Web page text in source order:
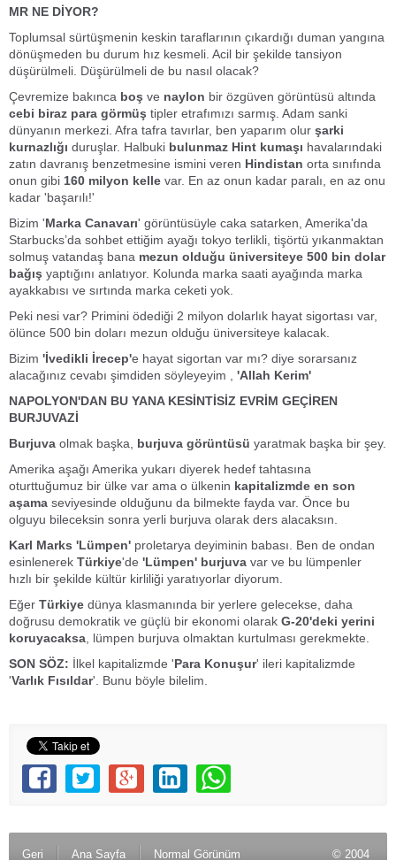
MR NE DİYOR?
Toplumsal sürtüşmenin keskin taraflarının çıkardığı duman yangına
dönüşmeden bu durum hız kesmeli. Acil bir şekilde tansiyon
düşürülmeli. Düşürülmeli de bu nasıl olacak?
Çevremize bakınca boş ve naylon bir özgüven görüntüsü altında
cebi biraz para görmüş tipler etrafımızı sarmış. Adam sanki
dünyanın merkezi. Afra tafra tavırlar, ben yaparım olur şarki
kurnazlığı duruşlar. Halbuki bulunmaz Hint kumaşı havalarındaki
zatın davranış benzetmesine ismini veren Hindistan orta sınıfında
onun gibi 160 milyon kelle var. En az onun kadar paralı, en az onu
kadar 'başarılı!'
Bizim 'Marka Canavarı' görüntüsüyle caka satarken, Amerika'da
Starbucks’da sohbet ettiğim ayağı tokyo terlikli, tişörtü yıkanmaktan
solmuş vatandaş bana mezun olduğu üniversiteye 500 bin dolar
bağış yaptığını anlatıyor. Kolunda marka saati ayağında marka
ayakkabısı ve sırtında marka ceketi yok.
Peki nesi var? Primini ödediği 2 milyon dolarlık hayat sigortası var,
ölünce 500 bin doları mezun olduğu üniversiteye kalacak.
Bizim 'İvedikli İrecep'e hayat sigortan var mı? diye sorarsanız
alacağınız cevabı şimdiden söyleyeyim , 'Allah Kerim'
NAPOLYON'DAN BU YANA KESİNTİSİZ EVRİM GEÇİREN
BURJUVAZİ
Burjuva olmak başka, burjuva görüntüsü yaratmak başka bir şey.
Amerika aşağı Amerika yukarı diyerek hedef tahtasına
oturttuğumuz bir ülke var ama o ülkenin kapitalizmde en son
aşama seviyesinde olduğunu da bilmekte fayda var. Önce bu
olguyu bileceksin sonra yerli burjuva olarak ders alacaksın.
Karl Marks 'Lümpen' proletarya deyiminin babası. Ben de ondan
esinlenerek Türkiye'de 'Lümpen' burjuva var ve bu lümpenler
hızlı bir şekilde kültür kirliliği yaratıyorlar diyorum.
Eğer Türkiye dünya klasmanında bir yerlere gelecekse, daha
doğrusu demokratik ve güçlü bir ekonomi olarak G-20'deki yerini
koruyacaksa , lümpen burjuva olmaktan kurtulması gerekmekte.
SON SÖZ: İlkel kapitalizmde 'Para Konuşur' ileri kapitalizmde
'Varlık Fısıldar'. Bunu böyle bilelim.
Geri Ana Sayfa Normal Görünüm © 2004